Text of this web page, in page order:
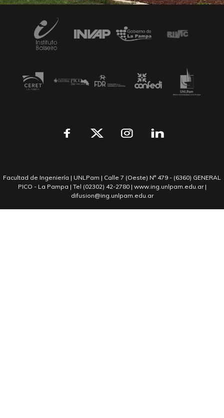
Facultad de Ingeniería | UNLPam | Calle 7 (Oeste) N° 479 - (6360) GENERAL
PICO - La Pampa | Tel (02302) 42-2780 | www.ing.unlpam.edu.ar |
difusion@ing.unlpam.edu.ar